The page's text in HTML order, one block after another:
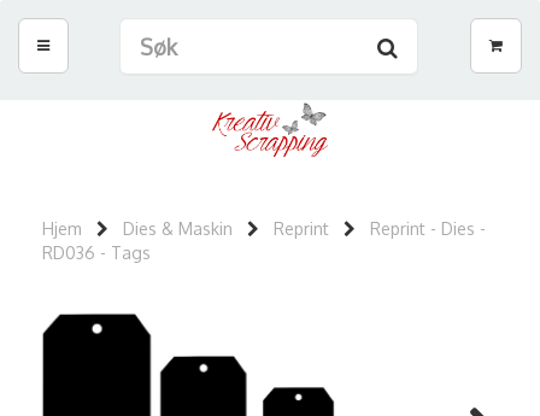
Hjem Dies & Maskin Reprint
Reprint - Dies -
RD036 - Tags